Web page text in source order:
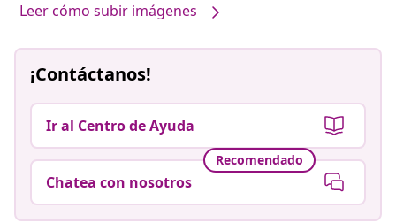
Leer cómo subir imágenes
¡Contáctanos!
Ir al Centro de Ayuda
Recomendado
Chatea con nosotros